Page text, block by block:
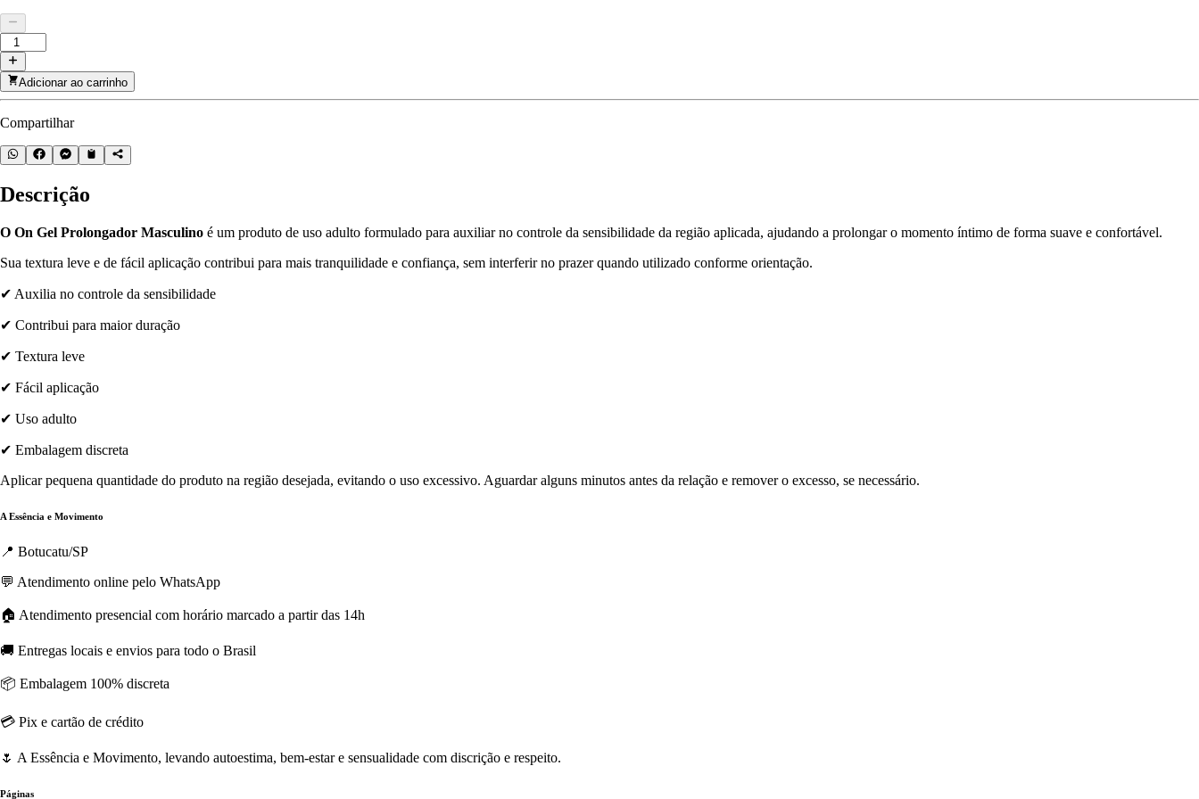
Adicionar ao carrinho
Compartilhar
Descrição
O On Gel Prolongador Masculino é um produto de uso adulto formulado para auxiliar no controle da sensibilidade da região aplicada, ajudando a prolongar o momento íntimo de forma suave e confortável.
Sua textura leve e de fácil aplicação contribui para mais tranquilidade e confiança, sem interferir no prazer quando utilizado conforme orientação.
✔ Auxilia no controle da sensibilidade
✔ Contribui para maior duração
✔ Textura leve
✔ Fácil aplicação
✔ Uso adulto
✔ Embalagem discreta
Aplicar pequena quantidade do produto na região desejada, evitando o uso excessivo. Aguardar alguns minutos antes da relação e remover o excesso, se necessário.
A Essência e Movimento
📍 Botucatu/SP
💬 Atendimento online pelo WhatsApp
🏠 Atendimento presencial com horário marcado a partir das 14h
🚚 Entregas locais e envios para todo o Brasil
📦 Embalagem 100% discreta
💳 Pix e cartão de crédito
🌷 A Essência e Movimento, levando autoestima, bem-estar e sensualidade com discrição e respeito.
Páginas